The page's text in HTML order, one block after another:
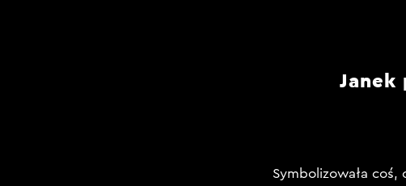
Janek
Symbolizowała